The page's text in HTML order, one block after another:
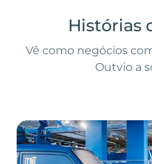
Histórias
Vê como negócios
Outvio a